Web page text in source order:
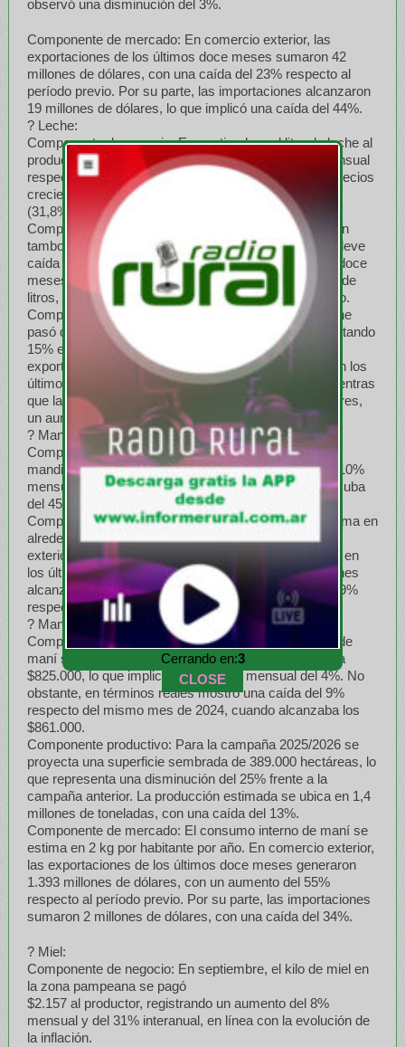
observó una disminución del 3%.
Componente de mercado: En comercio exterior, las
exportaciones de los últimos doce meses sumaron 42
millones de dólares, con una caída del 23% respecto al
período previo. Por su parte, las importaciones alcanzaron
19 millones de dólares, lo que implicó una caída del 44%.
? Leche:
Componente de negocio: En septiembre, el litro de leche al
productor se pagó $476, manteniendo estabilidad mensual
respecto a los últimos meses. Interanualmente, los precios
crecieron tan solo un 11%, por debajo de la inflación
(31,8%).
Componente productivo: En agosto, el stock bovino en
tambo alcanzó 2.820.000 de cabezas, reflejando una leve
caída del 1% respecto al año anterior. En los últimos doce
meses, la producción de leche sumó 11.117 millones de
litros, un incremento del 7% respecto al período previo.
Componente de mercado: El consumo interno de leche
pasó de 161 a 185 litros por habitante por año, aumentando
15% el consumo per cápita. En comercio exterior, las
exportaciones totalizaron 1.717 millones de dólares en los
últimos doce meses, con un crecimiento del 93%, mientras
que las importaciones sumaron 29,1 millones de dólares,
un aumento del 46%.
? Mandioca:
Componente de negocio: En septiembre, el kilo de
mandioca se pagó $331, lo que implicó una suba del 10%
mensual. En la comparación interanual, registró una suba
del 45%, por encima de la inflación.
Componente de mercado: El consumo interno se estima en
alrededor de 2 kg por habitante por año. En comercio
exterior, no se registraron ingresos por exportaciones en
los últimos doce meses, mientras que las importaciones
alcanzaron 3 millones de dólares, con una suba del 39%
respecto al período previo.
? Maní:
Componente de negocio: En septiembre, la tonelada de
maní se pagó al productor 592 dólares, equivalentes a
$825.000, lo que implicó un aumento mensual del 4%. No
obstante, en términos reales mostró una caída del 9%
respecto del mismo mes de 2024, cuando alcanzaba los
$861.000.
Componente productivo: Para la campaña 2025/2026 se
proyecta una superficie sembrada de 389.000 hectáreas, lo
que representa una disminución del 25% frente a la
campaña anterior. La producción estimada se ubica en 1,4
millones de toneladas, con una caída del 13%.
Componente de mercado: El consumo interno de maní se
estima en 2 kg por habitante por año. En comercio exterior,
las exportaciones de los últimos doce meses generaron
1.393 millones de dólares, con un aumento del 55%
respecto al período previo. Por su parte, las importaciones
sumaron 2 millones de dólares, con una caída del 34%.
? Miel:
Componente de negocio: En septiembre, el kilo de miel en
la zona pampeana se pagó
$2.157 al productor, registrando un aumento del 8%
mensual y del 31% interanual, en línea con la evolución de
la inflación.
Cerrando en:1
CLOSE